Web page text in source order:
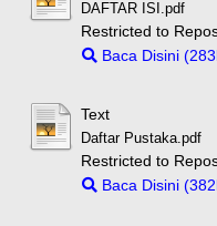
DAFTAR ISI.pdf
Restricted to
Baca Disini
Text
Daftar Pustaka.pdf
Restricted to
Baca Disini